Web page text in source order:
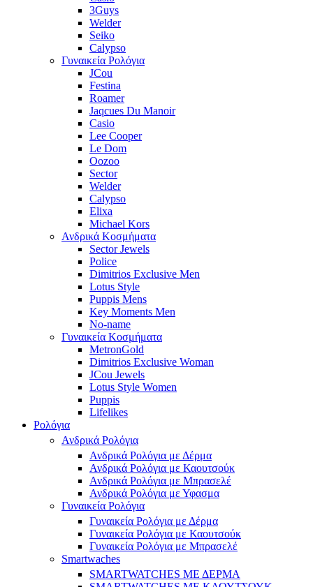
3Guys
Welder
Seiko
Calypso
Γυναικεία Ρολόγια
JCou
Festina
Roamer
Jaqcues Du Manoir
Casio
Lee Cooper
Le Dom
Oozoo
Sector
Welder
Calypso
Elixa
Michael Kors
Ανδρικά Κοσμήματα
Sector Jewels
Police
Dimitrios Exclusive Men
Lotus Style
Puppis Mens
Key Moments Men
No-name
Γυναικεία Κοσμήματα
MetronGold
Dimitrios Exclusive Woman
JCou Jewels
Lotus Style Women
Puppis
Lifelikes
Ρολόγια
Ανδρικά Ρολόγια
Ανδρικά Ρολόγια με Δέρμα
Ανδρικά Ρολόγια με Καουτσούκ
Ανδρικά Ρολόγια με Μπρασελέ
Ανδρικά Ρολόγια με Υφασμα
Γυναικεία Ρολόγια
Γυναικεία Ρολόγια με Δέρμα
Γυναικεία Ρολόγια με Καουτσούκ
Γυναικεία Ρολόγια με Μπρασελέ
Smartwaches
SMARTWATCHES ΜΕ ΔΕΡΜΑ